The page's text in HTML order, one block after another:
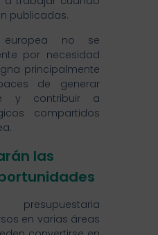
publicadas.
europea no se
por necesidad
principalmente
de generar
y contribuir a
compartidos
las
en varias áreas